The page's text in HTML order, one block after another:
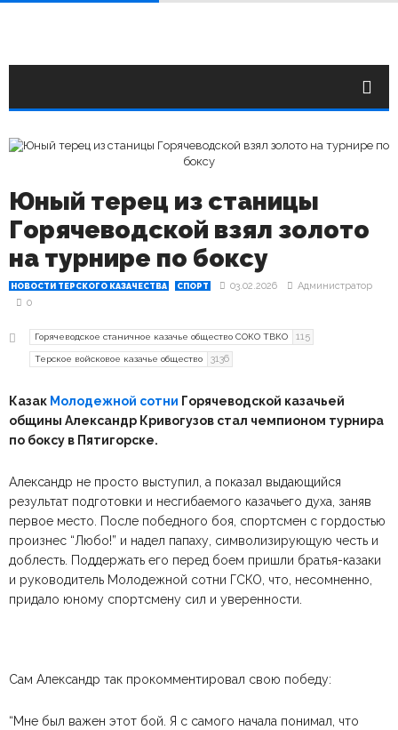
Юный терец из станицы
Горячеводской взял золото
на турнире по боксу
НОВОСТИ ТЕРСКОГО КАЗАЧЕСТВА СПОРТ 03.02.2026
Администратор
0
Горячеводское станичное казачье общество СОКО ТВКО 115
Терское войсковое казачье общество 3136
Казак Молодежной сотни Горячеводской казачьей
общины Александр Кривогузов стал чемпионом турнира
по боксу в Пятигорске.
Александр не просто выступил, а показал выдающийся
результат подготовки и несгибаемого казачьего духа, заняв
первое место. После победного боя, спортсмен с гордостью
произнес “Любо!” и надел папаху, символизирующую честь и
доблесть. Поддержать его перед боем пришли братья-казаки
и руководитель Молодежной сотни ГСКО, что, несомненно,
придало юному спортсмену сил и уверенности.
Сам Александр так прокомментировал свою победу:
“Мне был важен этот бой. Я с самого начала понимал, что